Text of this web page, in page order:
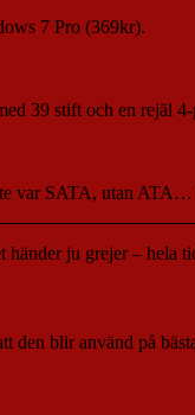
7 Pro (369kr).
39 stift och en rejäl
var SATA, utan
händer ju grejer – hela
den blir använd på